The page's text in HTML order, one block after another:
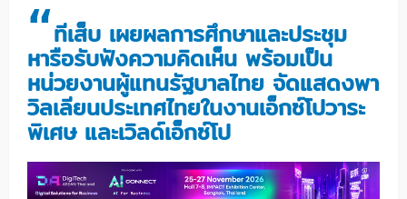
“ทีเส็บ เผยผลการศึกษาและประชุม
หารือรับฟังความคิดเห็น พร้อมเป็น
หน่วยงานผู้แทนรัฐบาลไทย จัดแสดงพา
วิลเลียนประเทศไทยในงานเอ็กซ์โปวาระ
พิเศษ และเวิลด์เอ็กซ์โป